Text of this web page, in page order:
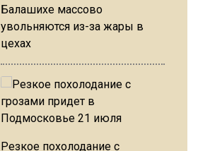
Балашихе массово
увольняются из-за жары в
цехах
Резкое похолодание с